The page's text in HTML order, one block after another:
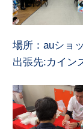
場所：auショ
出張先:カイン